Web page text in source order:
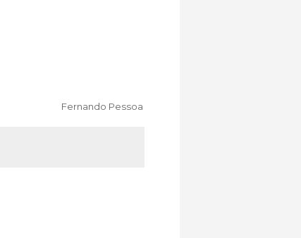
Fernando Pessoa